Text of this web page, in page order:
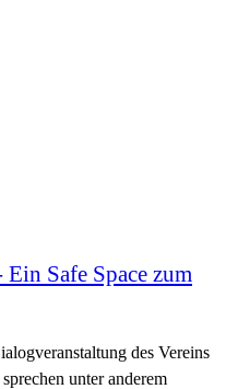
Safe Space zum
des Vereins
unter anderem